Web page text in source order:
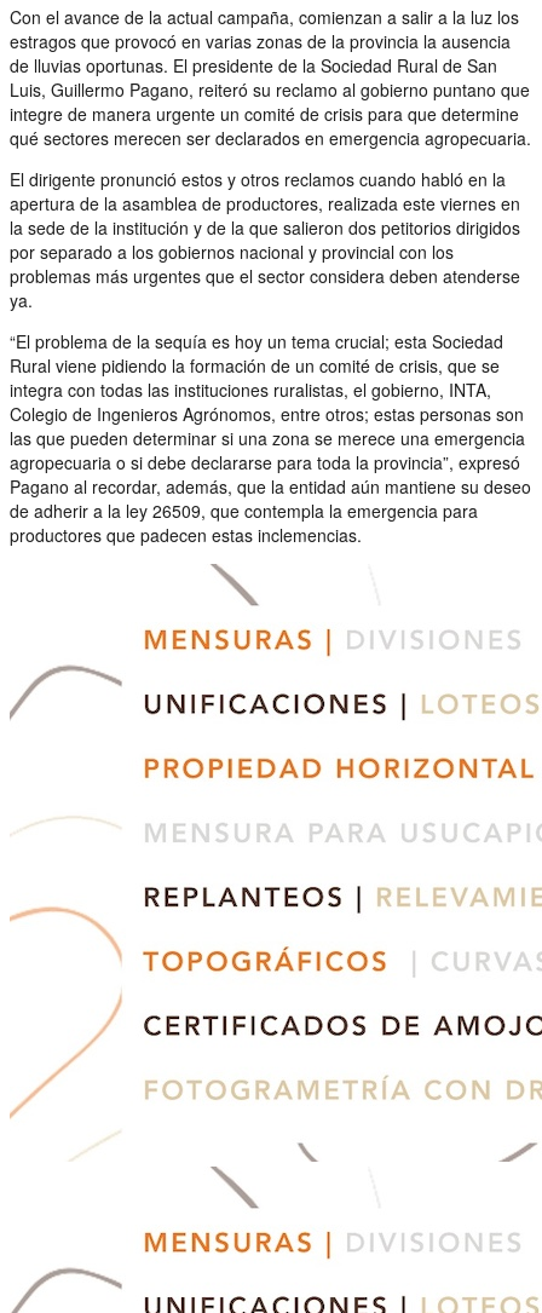
Con el avance de la actual campaña, comienzan a salir a la luz los
estragos que provocó en varias zonas de la provincia la ausencia
de lluvias oportunas. El presidente de la Sociedad Rural de San
Luis, Guillermo Pagano, reiteró su reclamo al gobierno puntano que
integre de manera urgente un comité de crisis para que determine
qué sectores merecen ser declarados en emergencia agropecuaria.
El dirigente pronunció estos y otros reclamos cuando habló en la
apertura de la asamblea de productores, realizada este viernes en
la sede de la institución y de la que salieron dos petitorios dirigidos
por separado a los gobiernos nacional y provincial con los
problemas más urgentes que el sector considera deben atenderse
ya.
“El problema de la sequía es hoy un tema crucial; esta Sociedad
Rural viene pidiendo la formación de un comité de crisis, que se
integra con todas las instituciones ruralistas, el gobierno, INTA,
Colegio de Ingenieros Agrónomos, entre otros; estas personas son
las que pueden determinar si una zona se merece una emergencia
agropecuaria o si debe declararse para toda la provincia”, expresó
Pagano al recordar, además, que la entidad aún mantiene su deseo
de adherir a la ley 26509, que contempla la emergencia para
productores que padecen estas inclemencias.